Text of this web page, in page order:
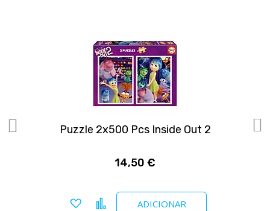
Puzzle 2x500 Pcs Inside Out 2
14,50 €
ADICIONAR
Adicionar a favoritos
Comparar